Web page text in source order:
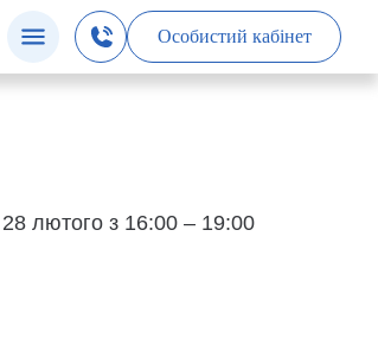
Особистий кабінет
лютого з 16:00 – 19:00